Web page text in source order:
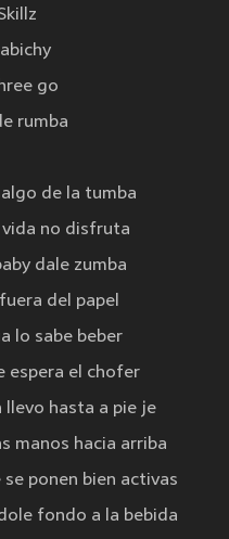
go
rumba
de la tumba
vida no disfruta
dale zumba
del papel
lo sabe beber
espera el chofer
llevo hasta a pie je
manos hacia arriba
ponen bien activas
fondo a la bebida